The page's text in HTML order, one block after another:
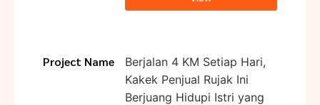
Project Name
Berjalan 4 KM Setiap Hari,
Kakek Penjual Rujak Ini
Berjuang Hidupi Istri yang